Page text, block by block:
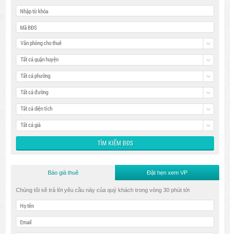
Văn phòng cho thuê
Tất cả quận huyện
Tất cả phường
Tất cả đường
Tất cả diện tích
Tất cả giá
Báo giá thuê Đặt hẹn xem VP
Chúng tôi sẽ trả lời yêu cầu này của quý khách trong vòng 30 phút tới